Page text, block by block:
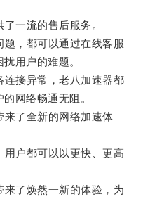
一流的售后服务。
，都可以通过在线客服
用户的难题。
接异常，老八加速器都
网络畅通无阻。
了全新的网络加速体
户都可以以更快、更高
了焕然一新的体验，为